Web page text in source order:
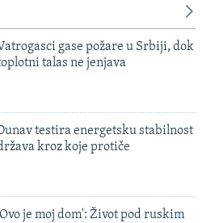
gase požare u Srbiji, dok
talas ne jenjava
testira energetsku stabilnost
kroz koje protiče
je moj dom': Život pod ruskim